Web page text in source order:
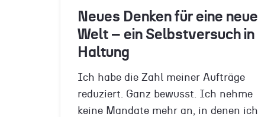
Neues Denken für eine neue
Welt – ein Selbstversuch in
Haltung
Ich habe die Zahl meiner Aufträge
reduziert. Ganz bewusst. Ich nehme
keine Mandate mehr an, in denen ich